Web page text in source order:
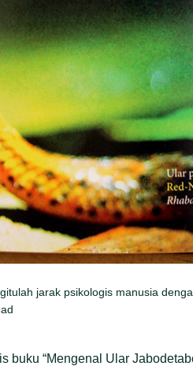
jarak psikologis manusia
buku “Mengenal Ular